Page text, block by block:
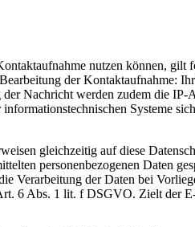
nutzen können,
der Kontaktaufnahme:
Nachricht werden zudem die
Systeme
gleichzeitig auf diese
personenbezogenen Daten
Verarbeitung der Daten bei
6 Abs. 1 lit. f DSGVO. Zielt der